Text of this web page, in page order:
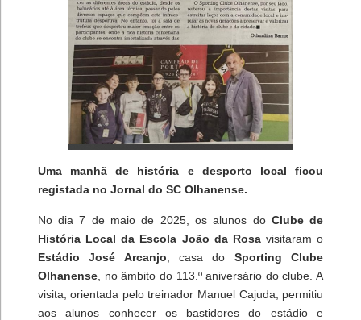
Uma manhã de história e desporto local ficou
registada no Jornal do SC Olhanense.
No dia 7 de maio de 2025, os alunos do Clube de
História Local da Escola João da Rosavisitaram o
Estádio José Arcanjo , casa do Sporting Clube
Olhanense, no âmbito do 113.º aniversário do clube. A
visita, orientada pelo treinador Manuel Cajuda, permitiu
aos alunos conhecer os bastidores do estádio e